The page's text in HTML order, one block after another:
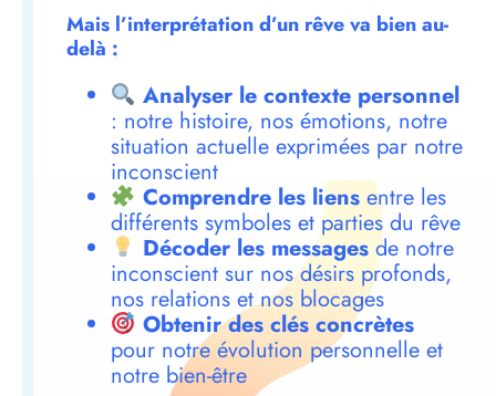
Mais l’interprétation d’un rêve va bien au-
delà :
Analyser le contexte personnel
: notre histoire, nos émotions, notre
situation actuelle exprimées par notre
inconscient
Comprendre les liensentre les
différents symboles et parties du rêve
Décoder les messagesde notre
inconscient sur nos désirs profonds,
nos relations et nos blocages
Obtenir des clés concrètes
pour notre évolution personnelle et
notre bien-être